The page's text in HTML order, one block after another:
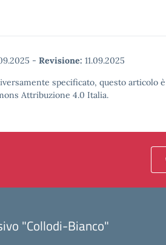
- Revisione: 11.09.2025
specificato, questo articolo
Attribuzione 4.0 Italia.
"Collodi-Bianco"